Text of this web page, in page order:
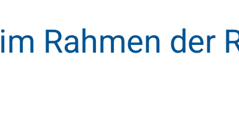
FÖRDERUNG
Rahmen der